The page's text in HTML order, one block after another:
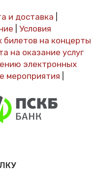
и доставка
Условия
билетов на концерты
на оказание услуг
электронных
мероприятия